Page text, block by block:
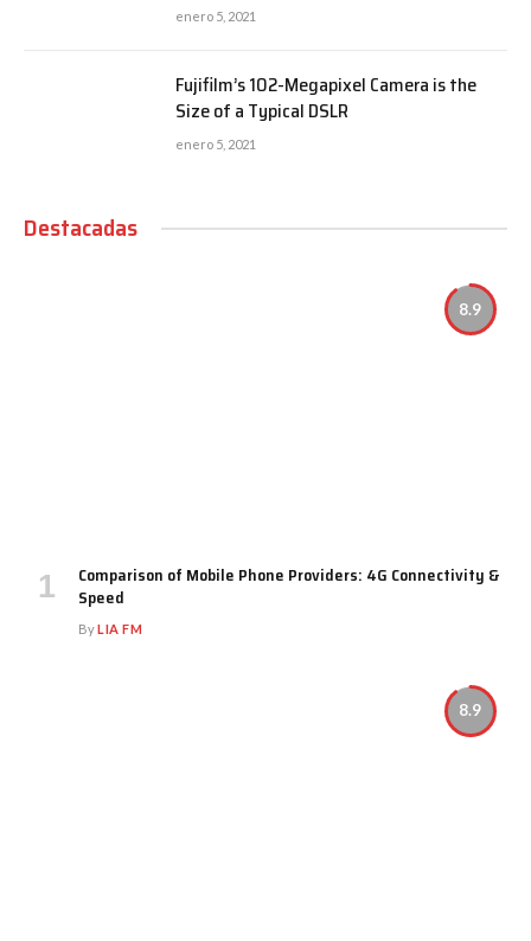
enero 5, 2021
Fujifilm’s 102-Megapixel Camera is the
Size of a Typical DSLR
enero 5, 2021
Destacadas
8.9
Comparison of Mobile Phone Providers: 4G Connectivity &
Speed
ByLIA FM
8.9